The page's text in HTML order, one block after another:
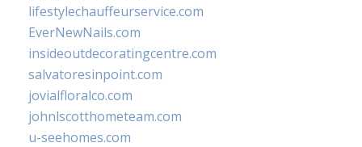
lifestylechauffeurservice.com
EverNewNails.com
insideoutdecoratingcentre.com
salvatoresinpoint.com
jovialfloralco.com
johnlscotthometeam.com
u-seehomes.com